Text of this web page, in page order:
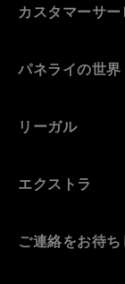
カスタマーサー
パネライの世界
リーガル
エクストラ
ご連絡をお待